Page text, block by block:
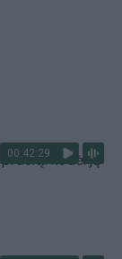
00:42:29kodėl jų